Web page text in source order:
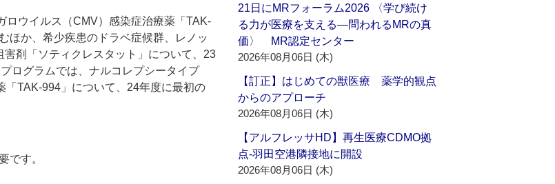
ウイルス（CMV）感染症治療薬「TAK-
ほか、希少疾患のドラベ症候群、レノッ
剤「ソティクレスタット」について、23
ログラムでは、ナルコレプシータイプ
TAK-994」について、24年度に最初の
です。
21日にMRフォーラム2026 〈学び続け
る力が医療を支える―問われるMRの真
価〉 MR認定センター
2026年08月06日 (木)
【訂正】はじめての獣医療 薬学的観点
からのアプローチ
2026年08月06日 (木)
【アルフレッサHD】再生医療CDMO拠
点‐羽田空港隣接地に開設
2026年08月06日 (木)